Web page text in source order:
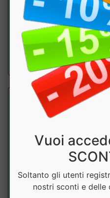
Pantalomcini WAKO
a partire da € 40.50
sconto 10%
Vuoi
Soltanto gli utenti
nostri sconti e